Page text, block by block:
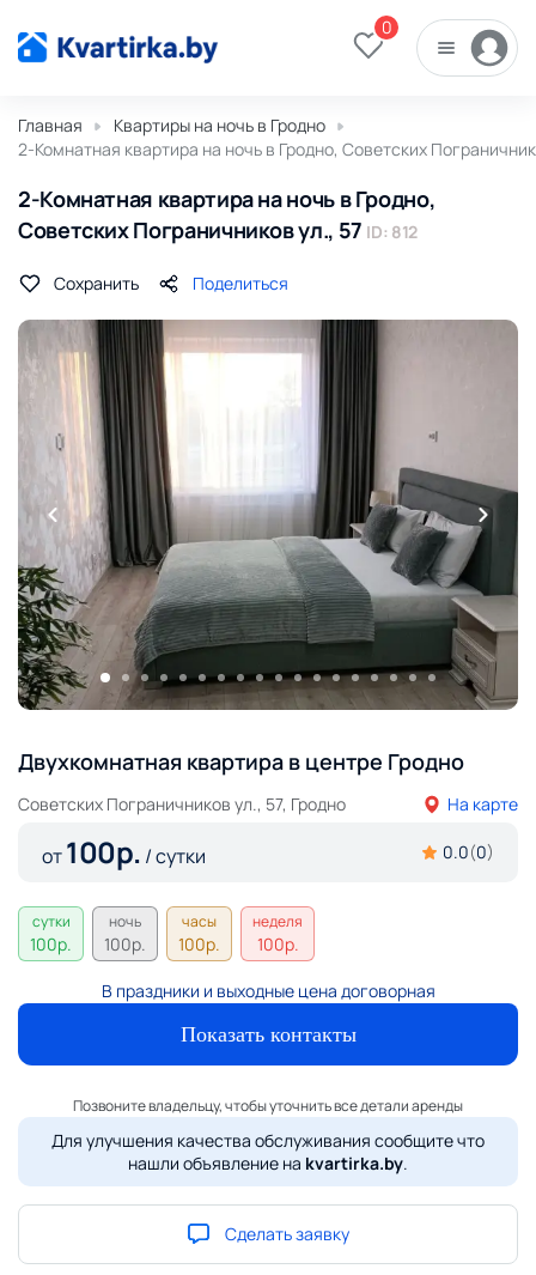
0
Главная
Квартиры на ночь в Гродно
2-Комнатная квартира на ночь в Гродно, Советских
2-Комнатная квартира на ночь в Гродно,
Советских Пограничников ул., 57 ID: 812
Сохранить Поделиться
Двухкомнатная квартира в центре Гродно
Советских Пограничников ул., 57, Гродно На карте
от100р. / сутки 0.0(0)
сутки
100р.
ночь
100р.
часы
100р.
неделя
100р.
В праздники и выходные цена договорная
Показать контакты
Позвоните владельцу, чтобы уточнить все детали аренды
Для улучшения качества обслуживания сообщите что
нашли объявление на kvartirka.by.
Сделать заявку